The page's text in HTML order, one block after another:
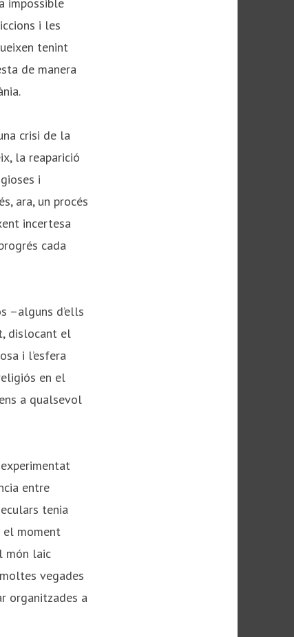
impossible
i les
tenint
de manera
crisi de la
la reaparició
i
ara, un procés
incertesa
cada
–alguns d’ells
dislocant el
i l’esfera
en el
a qualsevol
entre
tenia
el moment
món laic
vegades
organitzades a